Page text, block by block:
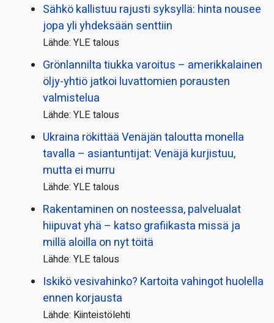
Sähkö kallistuu rajusti syksyllä: hinta nousee
jopa yli yhdeksään senttiin
Lähde: YLE talous
Grönlannilta tiukka varoitus – amerikkalainen
öljy-yhtiö jatkoi luvattomien porausten
valmistelua
Lähde: YLE talous
Ukraina rökittää Venäjän taloutta monella
tavalla – asiantuntijat: Venäjä kurjistuu,
mutta ei murru
Lähde: YLE talous
Rakentaminen on nosteessa, palvelualat
hiipuvat yhä – katso grafiikasta missä ja
millä aloilla on nyt töitä
Lähde: YLE talous
Iskikö vesivahinko? Kartoita vahingot huolella
ennen korjausta
Lähde: Kiinteistölehti